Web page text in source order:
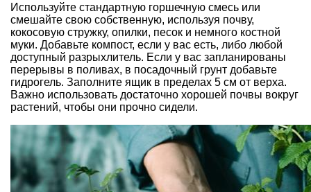
Используйте стандартную горшечную смесь или
смешайте свою собственную, используя почву,
кокосовую стружку, опилки, песок и немного костной
муки. Добавьте компост, если у вас есть, либо любой
доступный разрыхлитель. Если у вас запланированы
перерывы в поливах, в посадочный грунт добавьте
гидрогель. Заполните ящик в пределах 5 см от верха.
Важно использовать достаточно хорошей почвы вокруг
растений, чтобы они прочно сидели.